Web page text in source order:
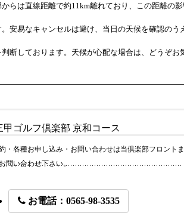
らは直線距離で約11km離れており、この距離の
安易なキャンセルは避け、当日の天候を確認のう
断しております。天候が心配な場合は、どうぞ
・各種お申し込み・お問い合わせは当倶楽部フロント
問い合わせ下さい。
お電話：0565-98-3535